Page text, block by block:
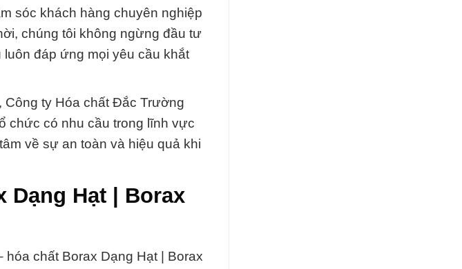
sóc khách hàng chuyên nghiệp
chúng tôi không ngừng đầu tư
đáp ứng mọi yêu cầu khắt
ty Hóa chất Đắc Trường
chức có nhu cầu trong lĩnh vực
về sự an toàn và hiệu quả khi
Dạng Hạt | Borax
chất Borax Dạng Hạt | Borax